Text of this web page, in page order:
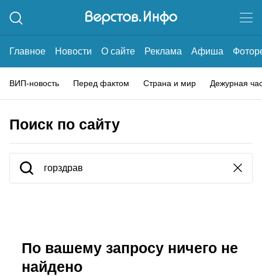
Главное Новости О сайте Реклама Афиша
ВИП-новость Перед фактом Страна и мир Дежурная
Поиск по сайту
По вашему запросу ничего не
найдено